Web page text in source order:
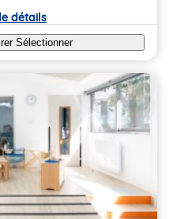
détails
Sélectionner